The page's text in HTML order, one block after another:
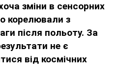
зміни в сенсорних
корелювали з
після польоту. За
не є
від космічних